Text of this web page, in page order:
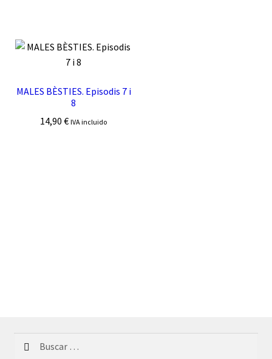
MALES BÈSTIES. Episodis 7 i
8
14,90€ IVA incluido